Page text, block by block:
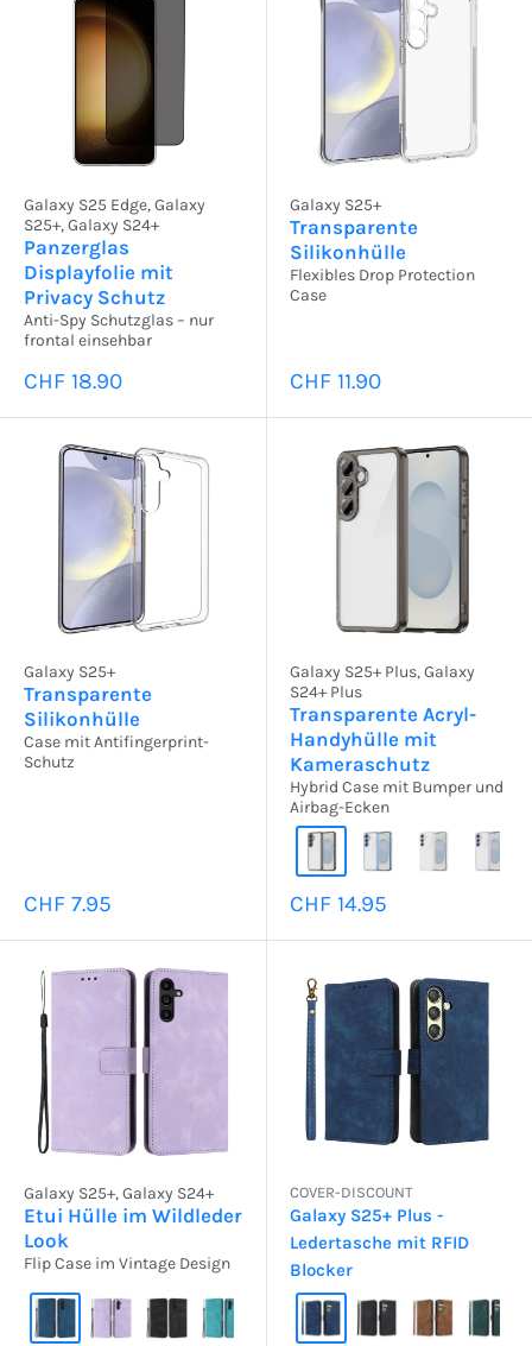
Galaxy S25 Edge, Galaxy
S25+, Galaxy S24+
Panzerglas
Displayfolie mit
Privacy Schutz
Anti-Spy Schutzglas – nur
frontal einsehbar
Sonderpreis
CHF 18.90
Galaxy S25+
Transparente
Silikonhülle
Flexibles Drop Protection
Case
Sonderpreis
CHF 11.90
Galaxy S25+
Transparente
Silikonhülle
Case mit Antifingerprint-
Schutz
Sonderpreis
CHF 7.95
Galaxy S25+ Plus, Galaxy
S24+ Plus
Transparente Acryl-
Handyhülle mit
Kameraschutz
Hybrid Case mit Bumper und
Airbag-Ecken
Sonderpreis
CHF 14.95
Galaxy S25+, Galaxy S24+
Etui Hülle im Wildleder
Look
Flip Case im Vintage Design
COVER-DISCOUNT
Galaxy S25+ Plus -
Ledertasche mit RFID
Blocker